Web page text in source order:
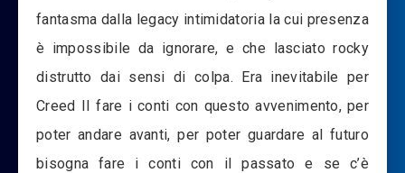
fantasma dalla legacy intimidatoria la cui presenza
è impossibile da ignorare, e che lasciato rocky
distrutto dai sensi di colpa. Era inevitabile per
Creed II fare i conti con questo avvenimento, per
poter andare avanti, per poter guardare al futuro
bisogna fare i conti con il passato e se c’è